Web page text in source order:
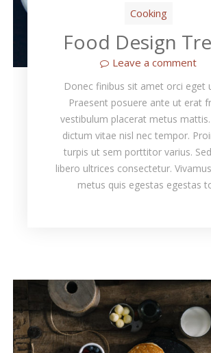
Cooking
Food Design
Leave a comment
Donec finibus sit amet orci eget
Praesent posuere ante ut erat
vestibulum placerat metus
dictum vitae nisl nec tempor.
turpis ut sem porttitor varius.
libero ultrices consectetur.
metus quis egestas egestas